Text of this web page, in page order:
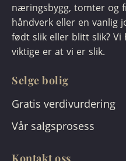
næringsbygg, tomter og
håndverk eller en vanlig
født slik eller blitt slik?
viktige er at vi er slik.
Selge bolig
Gratis verdivurdering
Vår salgsprosess
Kontakt oss